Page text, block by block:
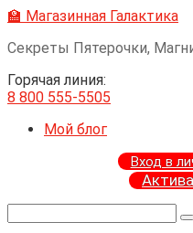
Перейти
контенту
🏫 Магазинная Галактика
Секреты Пятерочки,
Горячая линия:
8 800 555-5505
Мой блог
Вход в